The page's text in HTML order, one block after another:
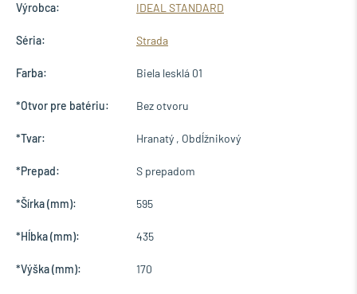
Výrobca: IDEAL STANDARD
Séria: Strada
Farba: Biela lesklá 01
*Otvor pre batériu: Bez otvoru
*Tvar: Hranatý , Obdĺžnikový
*Prepad: S prepadom
*Šírka (mm): 595
*Hĺbka (mm): 435
*Výška (mm): 170